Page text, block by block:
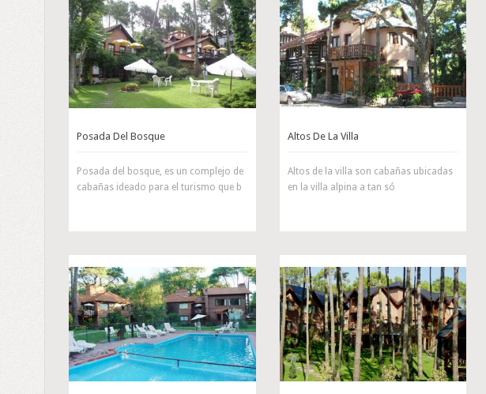
Posada Del Bosque
Posada del bosque, es un complejo de
cabañas ideado para el turismo que b
Altos De La Villa
Altos de la villa son cabañas ubicadas
en la villa alpina a tan só